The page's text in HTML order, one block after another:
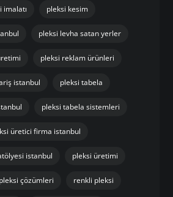
imalatı pleksi kesim
pleksi levha satan yerler
pleksi reklam ürünleri
istanbul pleksi tabela
pleksi tabela sistemleri
üretici firma istanbul
istanbul pleksi üretimi
çözümleri renkli pleksi